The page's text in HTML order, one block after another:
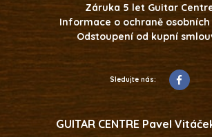
Záruka 5 let Guitar
Informace o ochraně osobních
Odstoupení od kupní
Sledujte nás:
GUITAR CENTRE Pavel